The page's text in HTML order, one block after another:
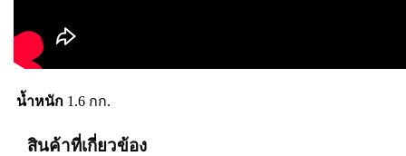
น้ำหนัก 1.6 กก.
สินค้าที่เกี่ยวข้อง